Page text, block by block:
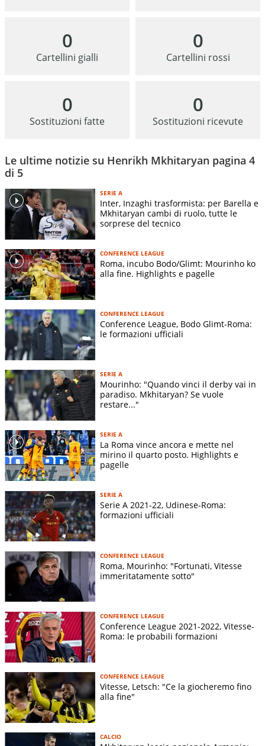
0
Cartellini gialli
0
Cartellini rossi
0
Sostituzioni fatte
0
Sostituzioni ricevute
Le ultime notizie su Henrikh Mkhitaryan pagina 4
di 5
SERIE A
Inter, Inzaghi trasformista: per Barella e
Mkhitaryan cambi di ruolo, tutte le
sorprese del tecnico
CONFERENCE LEAGUE
Roma, incubo Bodo/Glimt: Mourinho ko
alla fine. Highlights e pagelle
CONFERENCE LEAGUE
Conference League, Bodo Glimt-Roma:
le formazioni ufficiali
SERIE A
Mourinho: "Quando vinci il derby vai in
paradiso. Mkhitaryan? Se vuole
restare..."
SERIE A
La Roma vince ancora e mette nel
mirino il quarto posto. Highlights e
pagelle
SERIE A
Serie A 2021-22, Udinese-Roma:
formazioni ufficiali
CONFERENCE LEAGUE
Roma, Mourinho: "Fortunati, Vitesse
immeritatamente sotto"
CONFERENCE LEAGUE
Conference League 2021-2022, Vitesse-
Roma: le probabili formazioni
CONFERENCE LEAGUE
Vitesse, Letsch: "Ce la giocheremo fino
alla fine"
CALCIO